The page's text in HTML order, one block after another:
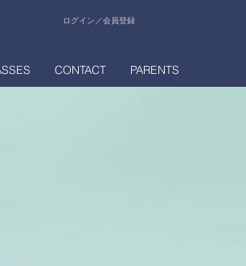
ログイン／会員登録
CONTACT PARENTS